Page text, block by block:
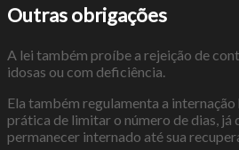
Outras obrigações
A lei também proíbe a rejeição de
idosas ou com deficiência.
Ela também regulamenta a
prática de limitar o número de dias, já
permanecer internado até sua